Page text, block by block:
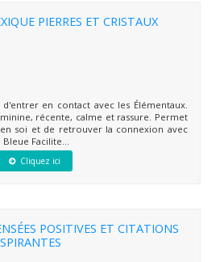
PIERRES ET CRISTAUX
en contact avec les Élémentaux.
récente, calme et rassure. Permet
soi et de retrouver la connexion avec
Facilite...
Cliquez ici
POSITIVES ET CITATIONS